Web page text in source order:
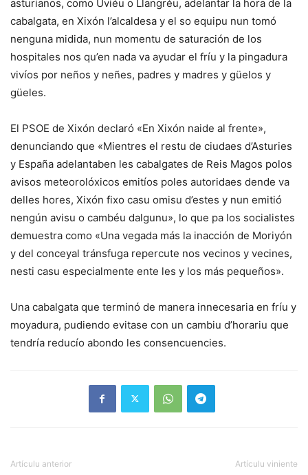
asturianos, como Uviéu o Llangréu, adelantar la hora de la
cabalgata, en Xixón l’alcaldesa y el so equipu nun tomó
nenguna midida, nun momentu de saturación de los
hospitales nos qu’en nada va ayudar el fríu y la pingadura
vivíos por neños y neñes, padres y madres y güelos y
güeles.
El PSOE de Xixón declaró «En Xixón naide al frente»,
denunciando que «Mientres el restu de ciudaes d’Asturies
y España adelantaben les cabalgates de Reis Magos polos
avisos meteorolóxicos emitíos poles autoridaes dende va
delles hores, Xixón fixo casu omisu d’estes y nun emitió
nengún avisu o cambéu dalgunu», lo que pa los socialistes
demuestra como «Una vegada más la inacción de Moriyón
y del conceyal tránsfuga repercute nos vecinos y vecines,
nesti casu especialmente ente les y los más pequeños».
Una cabalgata que terminó de manera innecesaria en fríu y
moyadura, pudiendo evitase con un cambiu d’horariu que
tendría reducío abondo les consencuencies.
Artículu anterior Artículu viniente